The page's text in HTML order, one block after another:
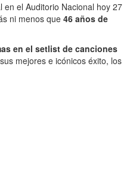
en el Auditorio Nacional hoy 27
ni menos que 46 años de
en el setlist de canciones
mejores e icónicos éxito, los